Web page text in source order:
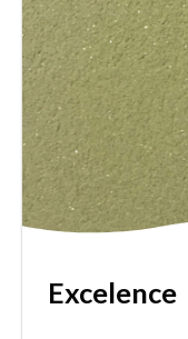
Excelence